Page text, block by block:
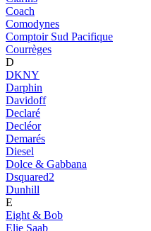
Coach
Comodynes
Comptoir Sud Pacifique
Courrèges
D
DKNY
Darphin
Davidoff
Declaré
Decléor
Demarés
Diesel
Dolce & Gabbana
Dsquared2
Dunhill
E
Eight & Bob
Elie Saab